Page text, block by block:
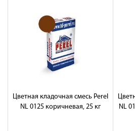
Цветная кладочная смесь Perel
NL 0125 коричневая, 25 кг
NL